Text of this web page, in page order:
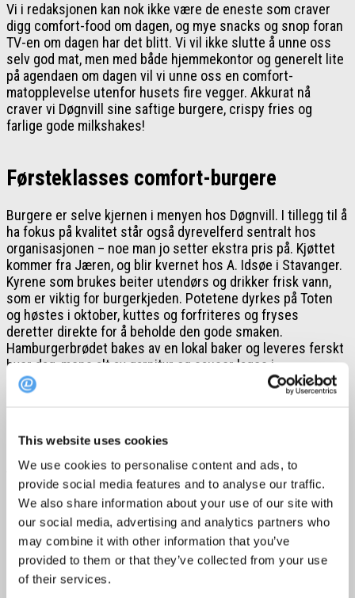
This website uses cookies
We use cookies to personalise content and ads, to
provide social media features and to analyse our traffic.
We also share information about your use of our site with
our social media, advertising and analytics partners who
may combine it with other information that you’ve
provided to them or that they’ve collected from your use
of their services.
Vi i redaksjonen kan nok ikke være de eneste som craver
digg comfort-food om dagen, og mye snacks og snop foran
TV-en om dagen har det blitt. Vi vil ikke slutte å unne oss
selv god mat, men med både hjemmekontor og generelt lite
på agendaen om dagen vil vi unne oss en comfort-
matopplevelse utenfor husets fire vegger. Akkurat nå
craver vi Døgnvill sine saftige burgere, crispy fries og
farlige gode milkshakes!
Førsteklasses comfort-burgere
Burgere er selve kjernen i menyen hos Døgnvill. I tillegg til å
ha fokus på kvalitet står også dyrevelferd sentralt hos
organisasjonen – noe man jo setter ekstra pris på. Kjøttet
kommer fra Jæren, og blir kvernet hos A. Idsøe i Stavanger.
Kyrene som brukes beiter utendørs og drikker frisk vann,
som er viktig for burgerkjeden. Potetene dyrkes på Toten
og høstes i oktober, kuttes og forfriteres og fryses
deretter direkte for å beholde den gode smaken.
Hamburgerbrødet bakes av en lokal baker og leveres ferskt
hver dag, mens alt av garnityr og sauser lages i
restaurantene.
Burgerne kommer både som tradisjonelle varianter, som
med cheddar og bacon, men du finner også nye og originale
varianter laget etter inspirasjon fra andre land og kulturer.
Du finner selvsagt også vegetarianske og veganske burgere
på menyen, samt en kylling- og en fiskeburger.
Ja, og for deg som er ekstra fysen (du er ikke den eneste)
så passer milkshaken både til burgeren eller som dessert.
Den er tjukk, smaksrik og laget på intet annet enn super
premium fløteis. Her kan du velge mellom flere varianter